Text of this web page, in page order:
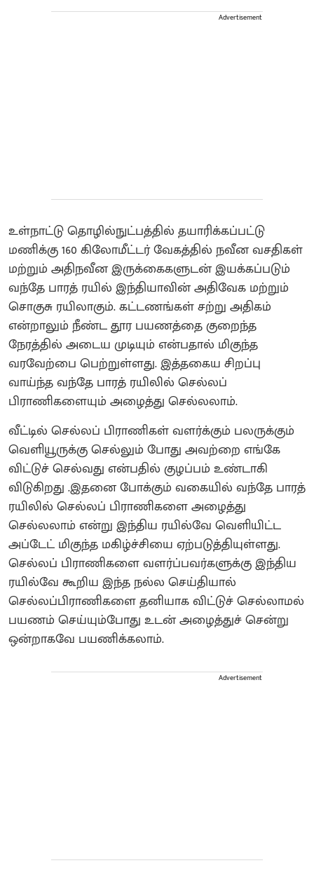
Advertisement
உள்நாட்டு தொழில்நுட்பத்தில் தயாரிக்கப்பட்டு
மணிக்கு 160 கிலோமீட்டர் வேகத்தில் நவீன வசதிகள்
மற்றும் அதிநவீன இருக்கைகளுடன் இயக்கப்படும்
வந்தே பாரத் ரயில் இந்தியாவின் அதிவேக மற்றும்
சொகுசு ரயிலாகும். கட்டணங்கள் சற்று அதிகம்
என்றாலும் நீண்ட தூர பயணத்தை குறைந்த
நேரத்தில் அடைய முடியும் என்பதால் மிகுந்த
வரவேற்பை பெற்றுள்ளது. இத்தகைய சிறப்பு
வாய்ந்த வந்தே பாரத் ரயிலில் செல்லப்
பிராணிகளையும் அழைத்து செல்லலாம்.
வீட்டில் செல்லப் பிராணிகள் வளர்க்கும் பலருக்கும்
வெளியூருக்கு செல்லும் போது அவற்றை எங்கே
விட்டுச் செல்வது என்பதில் குழப்பம் உண்டாகி
விடுகிறது .இதனை போக்கும் வகையில் வந்தே பாரத்
ரயிலில் செல்லப் பிராணிகளை அழைத்து
செல்லலாம் என்று இந்திய ரயில்வே வெளியிட்ட
அப்டேட் மிகுந்த மகிழ்ச்சியை ஏற்படுத்தியுள்ளது.
செல்லப் பிராணிகளை வளர்ப்பவர்களுக்கு இந்திய
ரயில்வே கூறிய இந்த நல்ல செய்தியால்
செல்லப்பிராணிகளை தனியாக விட்டுச் செல்லாமல்
பயணம் செய்யும்போது உடன் அழைத்துச் சென்று
ஒன்றாகவே பயணிக்கலாம்.
Advertisement